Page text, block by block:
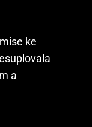
ke
a